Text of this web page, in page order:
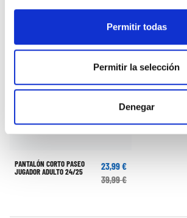
Permitir todas
Permitir la selección
Denegar
PANTALÓN CORTO PASEO
JUGADOR ADULTO 24/25
23,99 €
39,99 €